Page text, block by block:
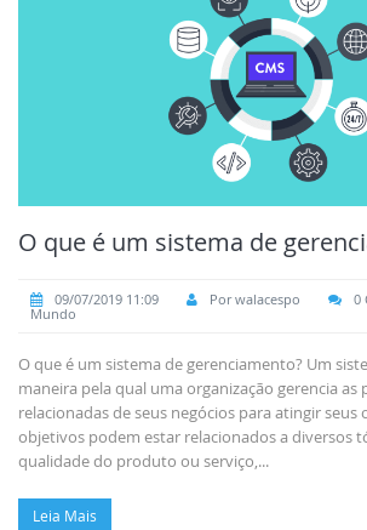
O que é um sistema de
09/07/2019 11:09 Por walacespo
0
Mundo
O que é um sistema de gerenciamento? Um
maneira pela qual uma organização gerencia as
relacionadas de seus negócios para atingir seus
objetivos podem estar relacionados a diversos
qualidade do produto ou serviço,...
Leia Mais